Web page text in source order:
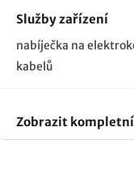
Služby zařízení
nabíječka na
kabelů
Zobrazit